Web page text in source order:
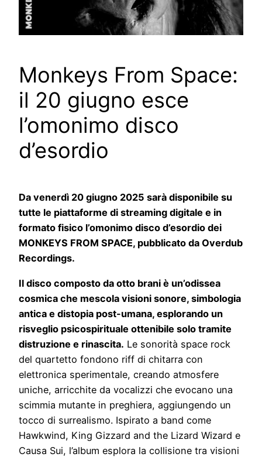
Monkeys From Space:
il 20 giugno esce
l’omonimo disco
d’esordio
Da venerdì 20 giugno 2025 sarà disponibile su
tutte le piattaforme di streaming digitale e in
formato fisico l’omonimo disco d’esordio dei
MONKEYS FROM SPACE, pubblicato da Overdub
Recordings.
Il disco composto da otto brani è un’odissea
cosmica che mescola visioni sonore, simbologia
antica e distopia post-umana, esplorando un
risveglio psicospirituale ottenibile solo tramite
distruzione e rinascita. Le sonorità space rock
del quartetto fondono riff di chitarra con
elettronica sperimentale, creando atmosfere
uniche, arricchite da vocalizzi che evocano una
scimmia mutante in preghiera, aggiungendo un
tocco di surrealismo. Ispirato a band come
Hawkwind, King Gizzard and the Lizard Wizard e
Causa Sui, l’album esplora la collisione tra visioni